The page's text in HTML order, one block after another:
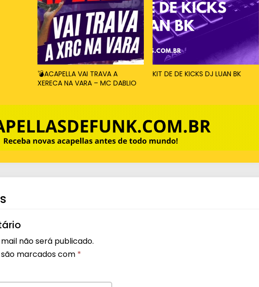
💣ACAPELLA VAI TRAVA A
XERECA NA VARA – MC DABLIO
KIT DE DE KICKS DJ LUAN BK
não será publicado.
marcados com *